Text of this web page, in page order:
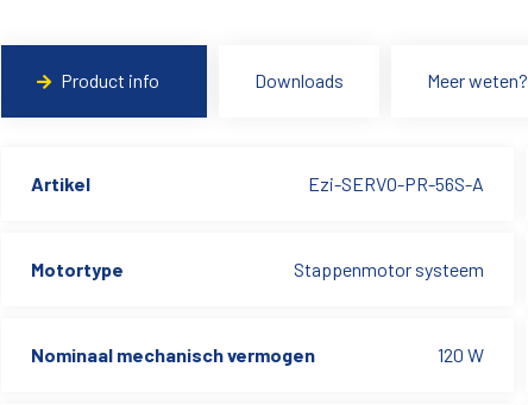
Product info Downloads Meer weten?
Artikel Ezi-SERVO-PR-56S-A
Motortype Stappenmotor systeem
Nominaal mechanisch vermogen 120 W